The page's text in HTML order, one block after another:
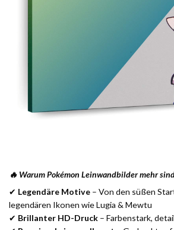
🔥 Warum Pokémon Leinwandbilder mehr
✔ Legendäre Motive – Von den süßen
legendären Ikonen wie Lugia & Mewtu
✔ Brillanter HD-Druck – Farbenstark,